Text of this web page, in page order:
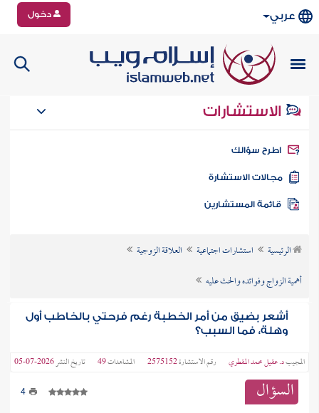
عربي دخول
الاستشارات
سؤالك
الاستشارة
الرئيسية استشارات اجتماعية
العلاقة الزوجية
أهمية الزواج وفوائده والحث عليه
أشعر بضيق من أمر الخطبة رغم فرحتي بالخاطب أول
وهلة، فما السبب؟
المجيبد. عقيل محمد المقطري رقم الاستشارة2575152 المشاهدات49 تاريخ النشر2026-07-05
السؤال 4